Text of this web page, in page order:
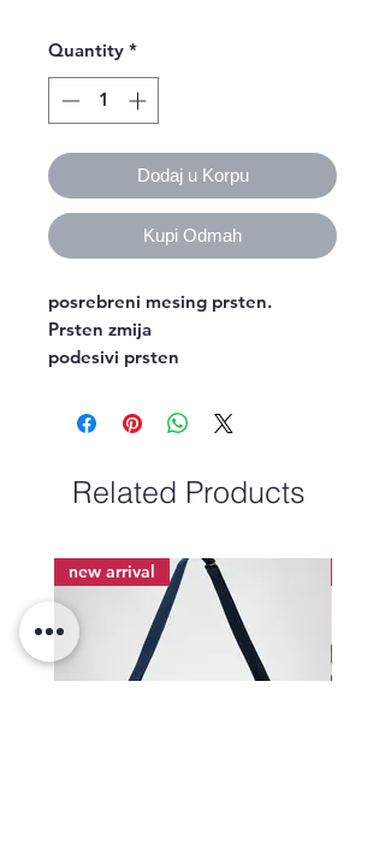
Quantity *
Dodaj u Korpu
Kupi Odmah
posrebreni mesing prsten.
Prsten zmija
podesivi prsten
Related Products
new arrival